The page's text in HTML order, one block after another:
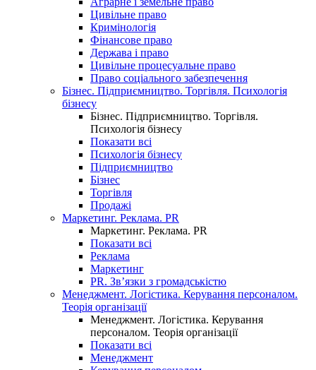
Цивільне право
Кримінологія
Фінансове право
Держава і право
Цивільне процесуальне право
Право соціального забезпечення
Бізнес. Підприємництво. Торгівля. Психологія
бізнесу
Бізнес. Підприємництво. Торгівля.
Психологія бізнесу
Показати всі
Психологія бізнесу
Підприємництво
Бізнес
Торгівля
Продажі
Маркетинг. Реклама. PR
Маркетинг. Реклама. PR
Показати всі
Реклама
Маркетинг
PR. Зв’язки з громадськістю
Менеджмент. Логістика. Керування персоналом.
Теорія організації
Менеджмент. Логістика. Керування
персоналом. Теорія організації
Показати всі
Менеджмент